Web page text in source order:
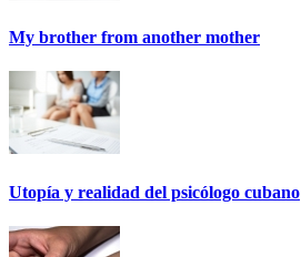
My brother from another mother
Utopía y realidad del psicólogo cubano